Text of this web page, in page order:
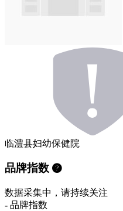
临澧县妇幼保健院
品牌指数
数据采集中，请持续关注
- 品牌指数